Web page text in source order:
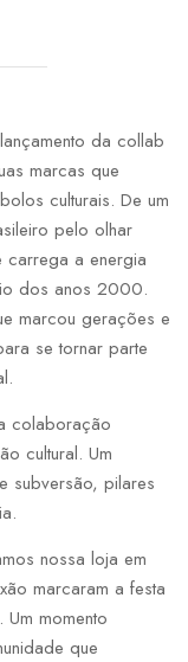
da collab
marcas que
culturais. De um
pelo olhar
carrega a energia
dos anos 2000.
marcou gerações e
se tornar parte
colaboração
cultural. Um
subversão, pilares
nossa loja em
marcaram a festa
momento
que